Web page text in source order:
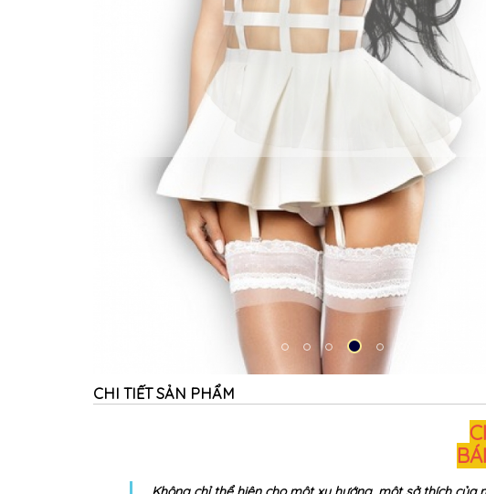
CHI TIẾT SẢN PHẨM
Không chỉ thể hiện cho một xu hướng, một sở thích
Mặc đồ ngủ cosplay khiêu gợi giúp các nàng tự tin,
Mặc đồ ngủ cosplay gợi cảm thể hiện cá
Mặc đồ ngủ cosplay giúp phụ nữ có sức hấp dẫn